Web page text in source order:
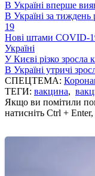
В Україні вперше
В Україні за тиждень
19
Нові штами COVID-
Україні
У Києві різко зросла
В Україні утричі
СПЕЦТЕМА:
ТЕГИ: вакцина,
Якщо ви помітили
натисніть Ctrl +